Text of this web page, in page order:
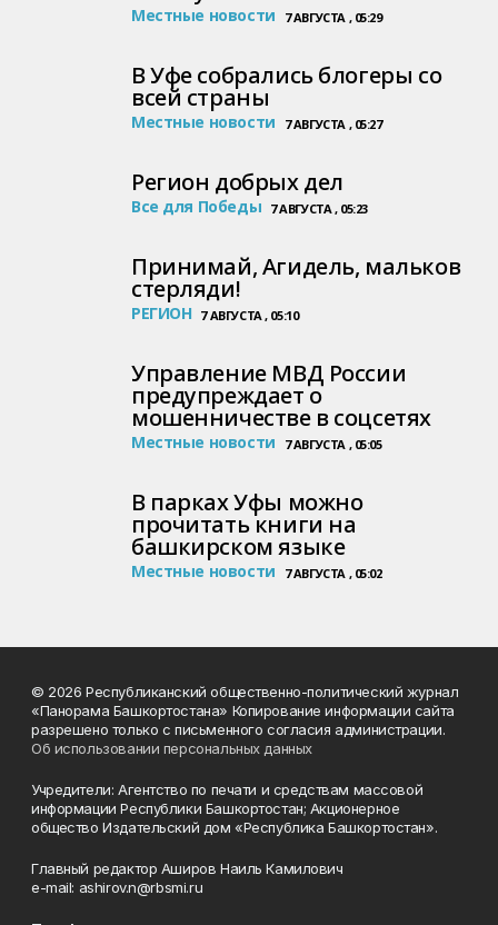
Местные новости 7 АВГУСТА , 05:29
В Уфе собрались блогеры со
всей страны
Местные новости 7 АВГУСТА , 05:27
Регион добрых дел
Все для Победы 7 АВГУСТА , 05:23
Принимай, Агидель, мальков
стерляди!
РЕГИОН 7 АВГУСТА , 05:10
Управление МВД России
предупреждает о
мошенничестве в соцсетях
Местные новости 7 АВГУСТА , 05:05
В парках Уфы можно
прочитать книги на
башкирском языке
Местные новости 7 АВГУСТА , 05:02
© 2026 Республиканский общественно-политический журнал
«Панорама Башкортостана» Копирование информации сайта
разрешено только с письменного согласия администрации.
Об использовании персональных данных
Учредители: Агентство по печати и средствам массовой
информации Республики Башкортостан; Акционерное
общество Издательский дом «Республика Башкортостан».
Главный редактор Аширов Наиль Камилович
e-mail: ashirov.n@rbsmi.ru